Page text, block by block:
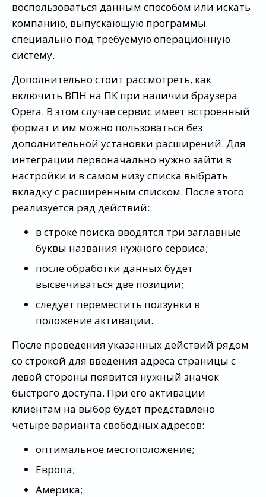
воспользоваться данным способом или искать
компанию, выпускающую программы
специально под требуемую операционную
систему.
Дополнительно стоит рассмотреть, как
включить ВПН на ПК при наличии браузера
Opera. В этом случае сервис имеет встроенный
формат и им можно пользоваться без
дополнительной установки расширений. Для
интеграции первоначально нужно зайти в
настройки и в самом низу списка выбрать
вкладку с расширенным списком. После этого
реализуется ряд действий:
в строке поиска вводятся три заглавные
буквы названия нужного сервиса;
после обработки данных будет
высвечиваться две позиции;
следует переместить ползунки в
положение активации.
После проведения указанных действий рядом
со строкой для введения адреса страницы с
левой стороны появится нужный значок
быстрого доступа. При его активации
клиентам на выбор будет представлено
четыре варианта свободных адресов:
оптимальное местоположение;
Европа;
Америка;